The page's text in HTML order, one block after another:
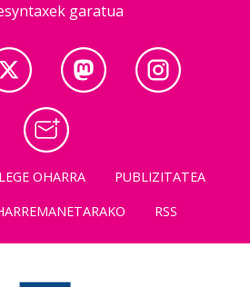
garatua
LEGE OHARRA
PUBLIZITATEA
RSS